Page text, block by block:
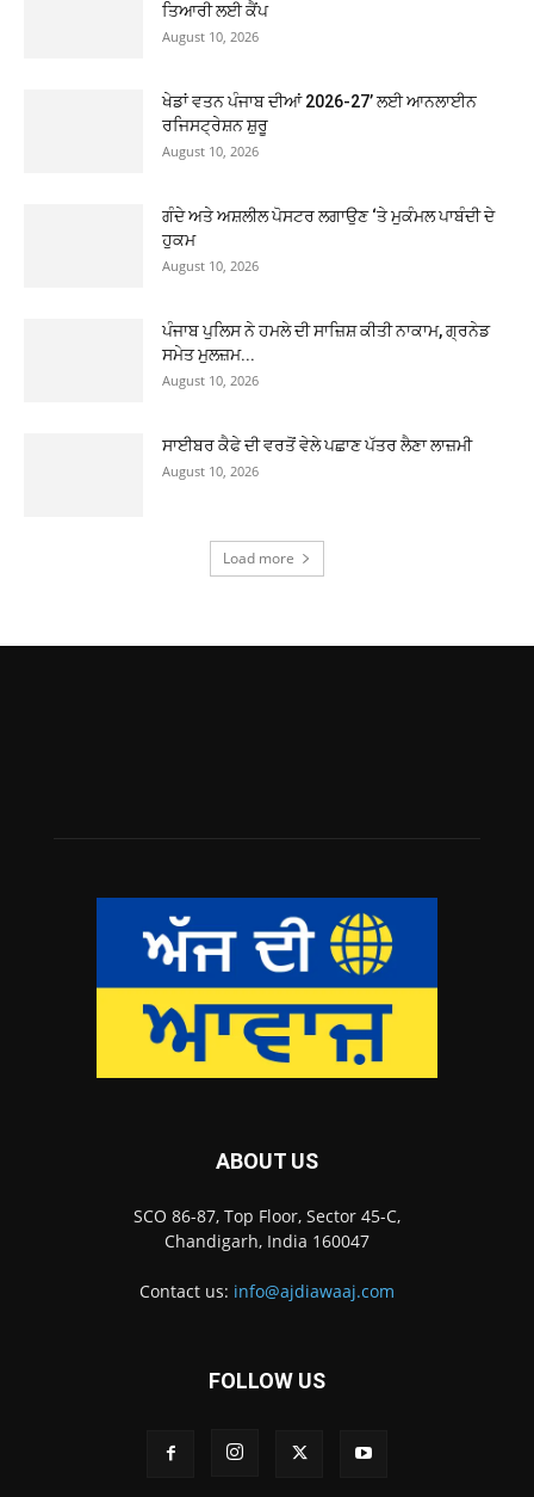
ਤਿਆਰੀ ਲਈ ਕੈਂਪ
August 10, 2026
ਖੇਡਾਂ ਵਤਨ ਪੰਜਾਬ ਦੀਆਂ 2026-27’ ਲਈ ਆਨਲਾਈਨ
ਰਜਿਸਟ੍ਰੇਸ਼ਨ ਸ਼ੁਰੂ
August 10, 2026
ਗੰਦੇ ਅਤੇ ਅਸ਼ਲੀਲ ਪੋਸਟਰ ਲਗਾਉਣ ‘ਤੇ ਮੁਕੰਮਲ ਪਾਬੰਦੀ ਦੇ
ਹੁਕਮ
August 10, 2026
ਪੰਜਾਬ ਪੁਲਿਸ ਨੇ ਹਮਲੇ ਦੀ ਸਾਜ਼ਿਸ਼ ਕੀਤੀ ਨਾਕਾਮ, ਗ੍ਰਨੇਡ
ਸਮੇਤ ਮੁਲਜ਼ਮ...
August 10, 2026
ਸਾਈਬਰ ਕੈਫੇ ਦੀ ਵਰਤੋਂ ਵੇਲੇ ਪਛਾਣ ਪੱਤਰ ਲੈਣਾ ਲਾਜ਼ਮੀ
August 10, 2026
Load more
ABOUT US
SCO 86-87, Top Floor, Sector 45-C,
Chandigarh, India 160047
Contact us: info@ajdiawaaj.com
FOLLOW US